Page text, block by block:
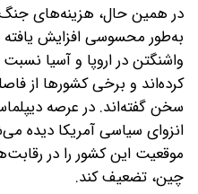
در همین حال، هزینه‌های جنگ
به‌طور محسوسی افزایش
واشنگتن در اروپا و آسیا
کرده‌اند و برخی کشور‌ها از
سخن گفته‌اند. در عرصه
انزوای سیاسی آمریکا دیده
موقعیت این کشور را در
چین، تضعیف کند.